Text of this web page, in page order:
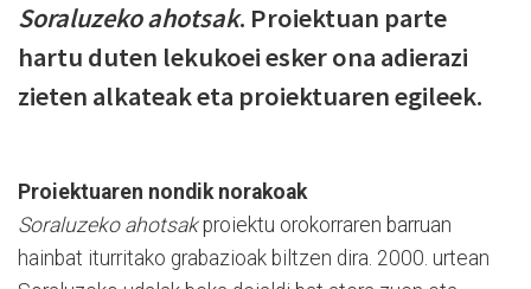
Soraluzeko ahotsak. Proiektuan parte
hartu duten lekukoei esker ona adierazi
zieten alkateak eta proiektuaren egileek.
Proiektuaren nondik norakoak
Soraluzeko ahotsakproiektu orokorraren barruan
hainbat iturritako grabazioak biltzen dira. 2000. urtean